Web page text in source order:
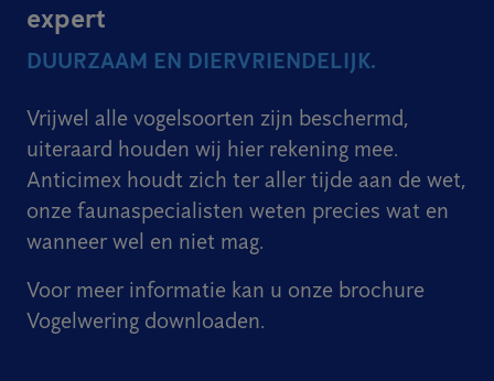
expert
DUURZAAM EN DIERVRIENDELIJK.
Vrijwel alle vogelsoorten zijn beschermd,
uiteraard houden wij hier rekening mee.
Anticimex houdt zich ter aller tijde aan de wet,
onze faunaspecialisten weten precies wat en
wanneer wel en niet mag.
Voor meer informatie kan u onze brochure
Vogelwering downloaden.